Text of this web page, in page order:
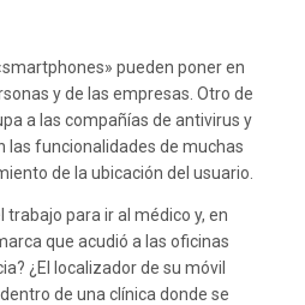
pueden poner en
y de las empresas. Otro de
a las compañías de antivirus y
las funcionalidades de muchas
de la ubicación del usuario.
trabajo para ir al médico y, en
que acudió a las oficinas
¿El localizador de su móvil
de una clínica donde se